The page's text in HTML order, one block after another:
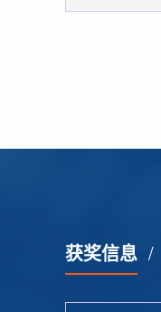
获奖信息 /